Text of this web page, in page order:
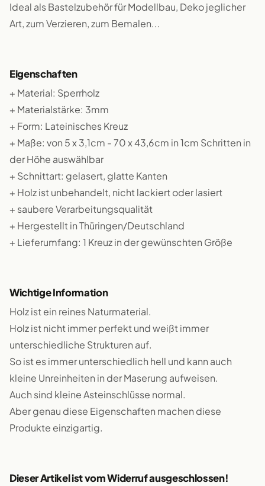
Ideal als Bastelzubehör für Modellbau, Deko jeglicher
Art, zum Verzieren, zum Bemalen...
Eigenschaften
+ Material: Sperrholz
+ Materialstärke: 3mm
+ Form: Lateinisches Kreuz
+ Maße: von 5 x 3,1cm - 70 x 43,6cm in 1cm Schritten in
der Höhe auswählbar
+ Schnittart: gelasert, glatte Kanten
+ Holz ist unbehandelt, nicht lackiert oder lasiert
+ saubere Verarbeitungsqualität
+ Hergestellt in Thüringen/Deutschland
+ Lieferumfang: 1 Kreuz in der gewünschten Größe
Wichtige Information
Holz ist ein reines Naturmaterial.
Holz ist nicht immer perfekt und weißt immer
unterschiedliche Strukturen auf.
So ist es immer unterschiedlich hell und kann auch
kleine Unreinheiten in der Maserung aufweisen.
Auch sind kleine Asteinschlüsse normal.
Aber genau diese Eigenschaften machen diese
Produkte einzigartig.
Dieser Artikel ist vom Widerruf ausgeschlossen!